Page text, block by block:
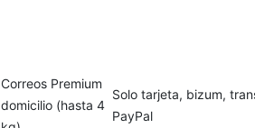
Correos Premium
domicilio (hasta 4
Solo tarjeta, bizum,
PayPal